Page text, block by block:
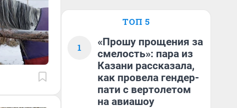
ТОП 5
1
«Прошу прощения за
смелость»: пара из
Казани рассказала,
как провела гендер-
пати с вертолетом
на авиашоу